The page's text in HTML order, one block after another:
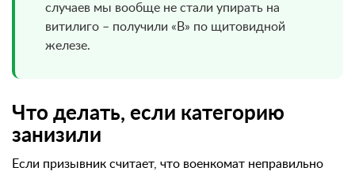
случаев мы вообще не стали упирать на
витилиго – получили «В» по щитовидной
железе.
Что делать, если категорию
занизили
Если призывник считает, что военкомат неправильно